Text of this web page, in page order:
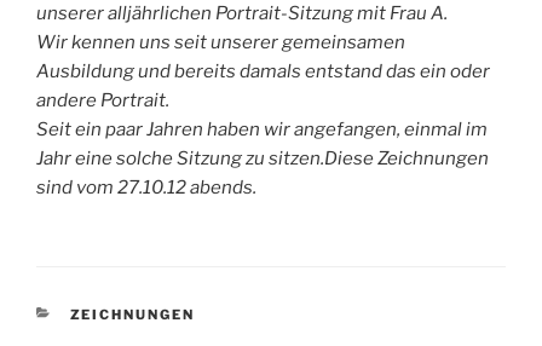
unserer alljährlichen Portrait-Sitzung mit Frau A.
Wir kennen uns seit unserer gemeinsamen
Ausbildung und bereits damals entstand das ein oder
andere Portrait.
Seit ein paar Jahren haben wir angefangen, einmal im
Jahr eine solche Sitzung zu sitzen.Diese Zeichnungen
sind vom 27.10.12 abends.
KATEGORIEN
ZEICHNUNGEN